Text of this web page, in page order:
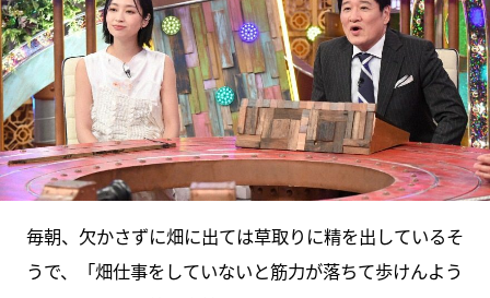
毎朝、欠かさずに畑に出ては草取りに精を出しているそ
うで、「畑仕事をしていないと筋力が落ちて歩けんよう